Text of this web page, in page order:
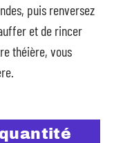
puis renversez
et de rincer
théière, vous